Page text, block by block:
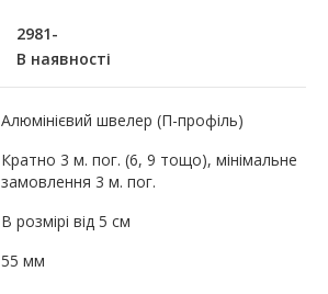
2981-
В наявності
Алюмінієвий швелер (П-профіль)
Кратно 3 м. пог. (6, 9 тощо), мінімальне
замовлення 3 м. пог.
В розмірі від 5 см
55 мм